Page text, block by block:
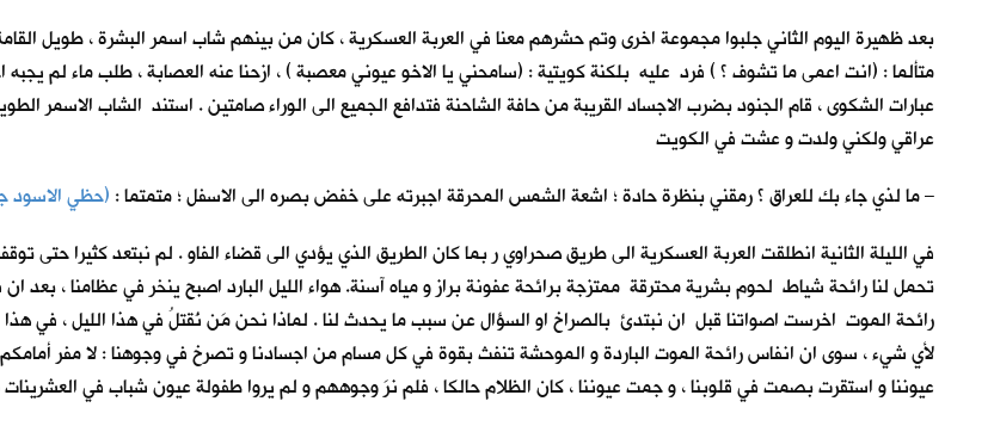
بعد ظهيرة اليوم الثاني جلبوا مجموعة اخرى وتم حشرهم معنا في العربة العسكرية ، كان من بينهم شاب اسمر البشرة ، طويل
متألما : (انت اعمى ما تشوف ؟ ) فرد عليه بلكنة كويتية : (سامحني يا الاخو عيوني معصبة ) ، ازحنا عنه العصابة ، طلب ماء
عبارات الشكوى ، قام الجنود بضرب الاجساد القريبة من حافة الشاحنة فتدافع الجميع الى الوراء صامتين . استند الشاب الاسمر
عراقي ولكني ولدت و عشت في الكويت
– ما لذي جاء بك للعراق ؟ رمقني بنظرة حادة ؛ اشعة الشمس المحرقة اجبرته على خفض بصره الى الاسفل ؛ متمتما : (حظي الاسود
في الليلة الثانية انطلقت العربة العسكرية الى طريق صحراوي ر بما كان الطريق الذي يؤدي الى قضاء الفاو . لم نبتعد كثيرا حتى
تحمل لنا رائحة شياط لحوم بشرية محترقة ممتزجة برائحة عفونة براز و مياه آسنة. هواء الليل البارد اصبح ينخر في عظامنا ،
رائحة الموت اخرست اصواتنا قبل ان نبتدئ بالصراخ او السؤال عن سبب ما يحدث لنا . لماذا نحن مَن نُقتلُ في هذا الليل ، في
لأي شيء ، سوى ان انفاس رائحة الموت الباردة و الموحشة تنفث بقوة في كل مسام من اجسادنا و تصرخ في وجوهنا : لا مفر أمامكم
عيوننا و استقرت بصمت في قلوبنا ، و جمت عيوننا ، كان الظلام حالكا ، فلم نرَ وجوههم و لم يروا طفولة عيون شباب في